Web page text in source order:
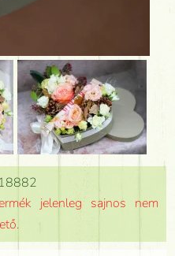
jelenleg sajnos nem